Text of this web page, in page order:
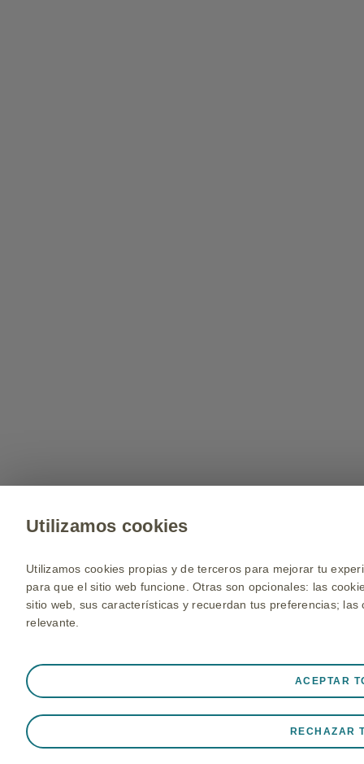
Utilizamos cookies
Utilizamos cookies propias y de terceros para mejorar tu
para que el sitio web funcione. Otras son opcionales: las
sitio web, sus características y recuerdan tus preferencias;
relevante.
web, gestionar preferencias de cookies y etiquetas, y
establecen en respuesta a acciones realizadas por ti que
RECHAZAR
ACEPTAR